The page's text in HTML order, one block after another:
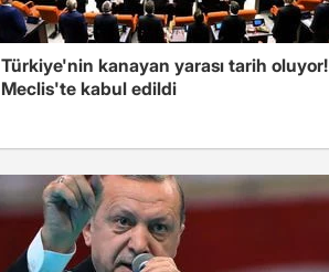
Türkiye'nin kanayan yarası tarih oluyor!
Meclis'te kabul edildi